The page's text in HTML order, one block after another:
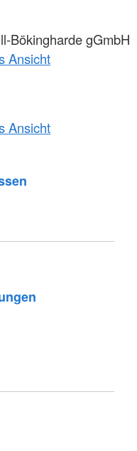
Bökingharde gGmbH
Ansicht
Ansicht